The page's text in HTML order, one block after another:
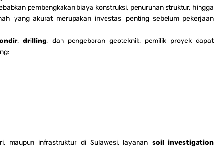
pembengkakan biaya konstruksi, penurunan struktur, hingga
yang akurat merupakan investasi penting sebelum pekerjaan
, drilling, dan pengeboran geoteknik, pemilik proyek dapat
maupun infrastruktur di Sulawesi, layanan soil investigation